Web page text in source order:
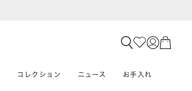
コレクション ニュース お手入れ